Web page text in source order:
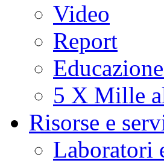
Video
Report
5 X Mille
Risorse e
Laboratori